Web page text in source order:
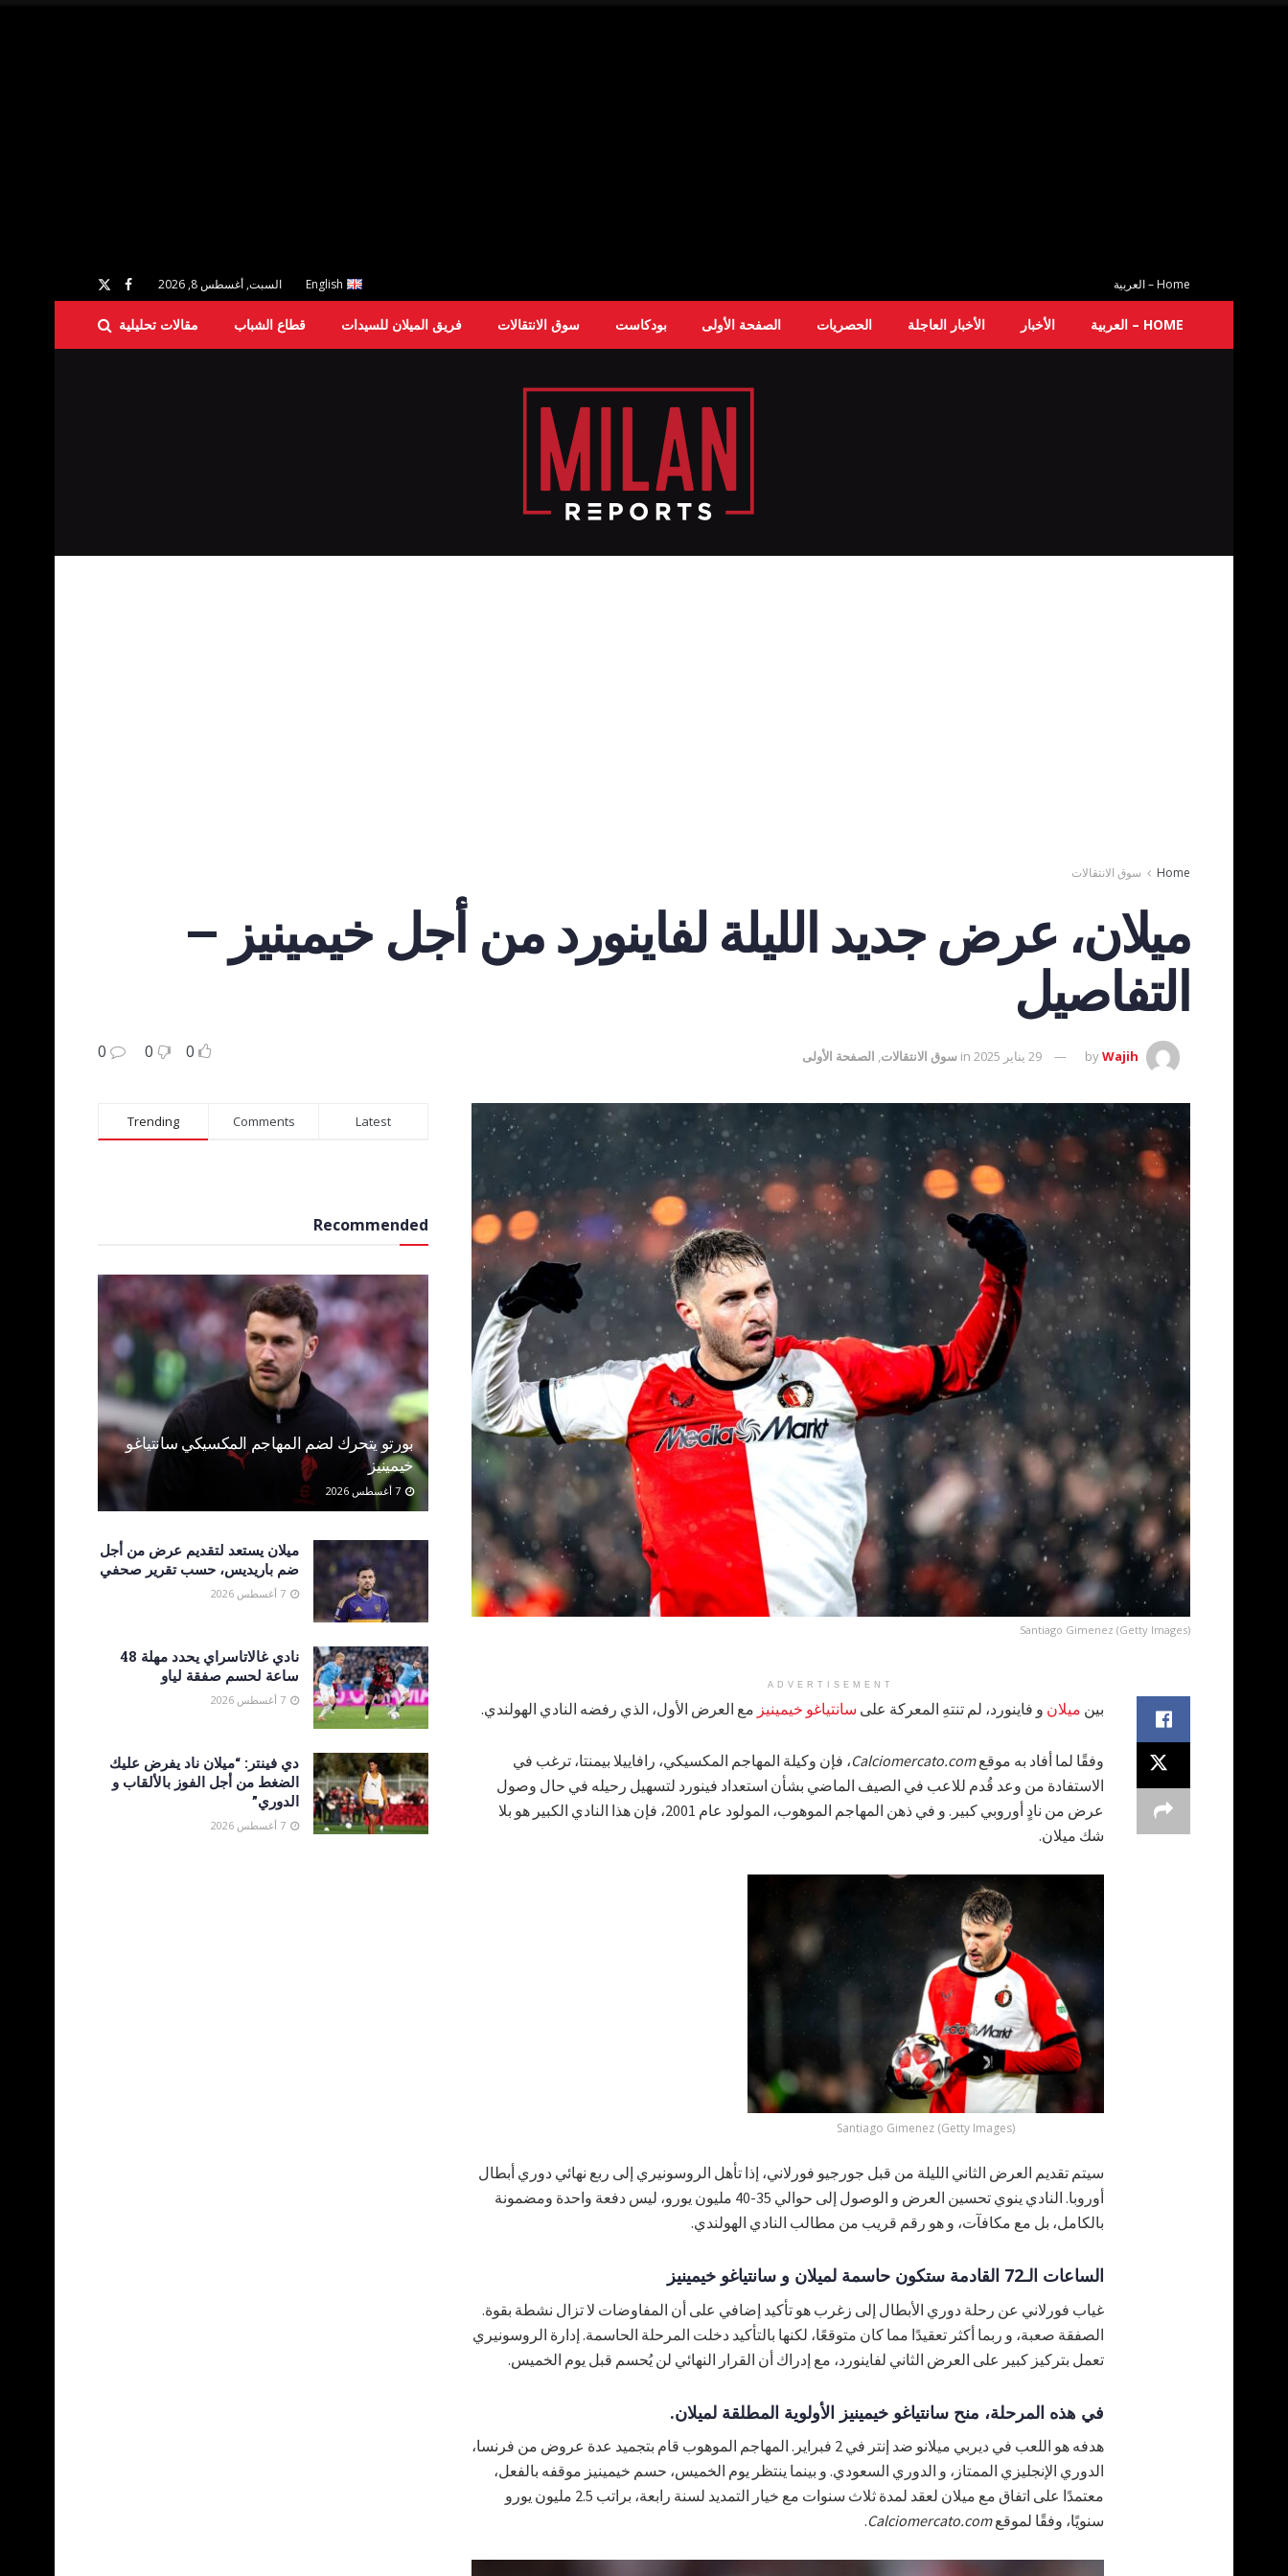
Home – العربية English السبت, أغسطس 8, 2026
HOME – العربية الأخبار الأخبار العاجلة الحصريات الصفحة الأولى بودكاست سوق الانتقالات فريق الميلان للسيدات قطاع الشباب مقالات تحليلية
Home سوق الانتقالات
ميلان، عرض جديد الليلة لفاينورد من أجل خيمينيز –
التفاصيل
byWajih 29 يناير 2025 in سوق الانتقالات, الصفحة الأولى 0
0
Santiago Gimenez (Getty Images)
ADVERTISEMENT
بين ميلان و فاينورد، لم تنتهِ المعركة على سانتياغو خيمينيز مع العرض الأول، الذي رفضه النادي الهولندي.
وفقًا لما أفاد به موقعCalciomercato.com، فإن وكيلة المهاجم المكسيكي، رافاييلا بيمنتا، ترغب في
الاستفادة من وعد قُدم للاعب في الصيف الماضي بشأن استعداد فينورد لتسهيل رحيله في حال وصول
عرض من نادٍ أوروبي كبير. و في ذهن المهاجم الموهوب، المولود عام 2001، فإن هذا النادي الكبير هو بلا
شك ميلان.
Santiago Gimenez (Getty Images)
سيتم تقديم العرض الثاني الليلة من قبل جورجيو فورلاني، إذا تأهل الروسونيري إلى ربع نهائي دوري أبطال
أوروبا. النادي ينوي تحسين العرض و الوصول إلى حوالي 35-40 مليون يورو، ليس دفعة واحدة ومضمونة
بالكامل، بل مع مكافآت، و هو رقم قريب من مطالب النادي الهولندي.
الساعات الـ72 القادمة ستكون حاسمة لميلان و سانتياغو خيمينيز
غياب فورلاني عن رحلة دوري الأبطال إلى زغرب هو تأكيد إضافي على أن المفاوضات لا تزال نشطة بقوة.
الصفقة صعبة، و ربما أكثر تعقيدًا مما كان متوقعًا، لكنها بالتأكيد دخلت المرحلة الحاسمة. إدارة الروسونيري
تعمل بتركيز كبير على العرض الثاني لفاينورد، مع إدراك أن القرار النهائي لن يُحسم قبل يوم الخميس.
في هذه المرحلة، منح سانتياغو خيمينيز الأولوية المطلقة لميلان.
هدفه هو اللعب في ديربي ميلانو ضد إنتر في 2 فبراير. المهاجم الموهوب قام بتجميد عدة عروض من فرنسا،
الدوري الإنجليزي الممتاز، و الدوري السعودي. و بينما ينتظر يوم الخميس، حسم خيمينيز موقفه بالفعل،
معتمدًا على اتفاق مع ميلان لعقد لمدة ثلاث سنوات مع خيار التمديد لسنة رابعة، براتب 2.5 مليون يورو
سنويًا، وفقًا لموقعCalciomercato.com
.
Trending Comments Latest
Recommended
بورتو يتحرك لضم المهاجم المكسيكي سانتياغو
خيمينيز
ميلان يستعد لتقديم عرض من أجل
ضم باريديس، حسب تقرير صحفي
نادي غالاتاسراي يحدد مهلة 48
ساعة لحسم صفقة لياو
دي فينتر: “ميلان ناد يفرض عليك
الضغط من أجل الفوز بالألقاب و
الدوري”